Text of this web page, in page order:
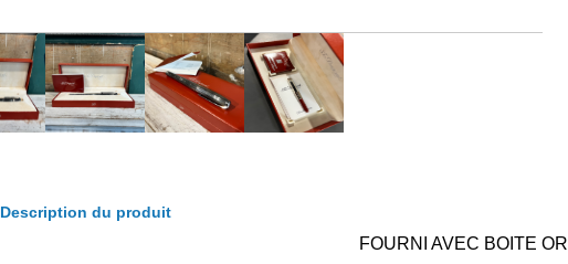
Description du produit
FOURNI AVEC BOITE